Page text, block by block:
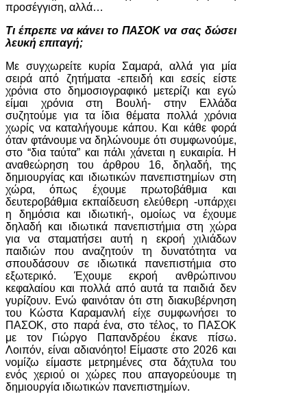
προσέγγιση, αλλά…
Τι έπρεπε να κάνει το ΠΑΣΟΚ να σας δώσει
λευκή επιταγή;
Με συγχωρείτε κυρία Σαμαρά, αλλά για μία
σειρά από ζητήματα -επειδή και εσείς είστε
χρόνια στο δημοσιογραφικό μετερίζι και εγώ
είμαι χρόνια στη Βουλή- στην Ελλάδα
συζητούμε για τα ίδια θέματα πολλά χρόνια
χωρίς να καταλήγουμε κάπου. Και κάθε φορά
όταν φτάνουμε να δηλώνουμε ότι συμφωνούμε,
στο “δια ταύτα” και πάλι χάνεται η ευκαιρία. Η
αναθεώρηση του άρθρου 16, δηλαδή, της
δημιουργίας και ιδιωτικών πανεπιστημίων στη
χώρα, όπως έχουμε πρωτοβάθμια και
δευτεροβάθμια εκπαίδευση ελεύθερη -υπάρχει
η δημόσια και ιδιωτική-, ομοίως να έχουμε
δηλαδή και ιδιωτικά πανεπιστήμια στη χώρα
για να σταματήσει αυτή η εκροή χιλιάδων
παιδιών που αναζητούν τη δυνατότητα να
σπουδάσουν σε ιδιωτικά πανεπιστήμια στο
εξωτερικό. Έχουμε εκροή ανθρώπινου
κεφαλαίου και πολλά από αυτά τα παιδιά δεν
γυρίζουν. Ενώ φαινόταν ότι στη διακυβέρνηση
του Κώστα Καραμανλή είχε συμφωνήσει το
ΠΑΣΟΚ, στο παρά ένα, στο τέλος, το ΠΑΣΟΚ
με τον Γιώργο Παπανδρέου έκανε πίσω.
Λοιπόν, είναι αδιανόητο! Είμαστε στο 2026 και
νομίζω είμαστε μετρημένες στα δάχτυλα του
ενός χεριού οι χώρες που απαγορεύουμε τη
δημιουργία ιδιωτικών πανεπιστημίων.